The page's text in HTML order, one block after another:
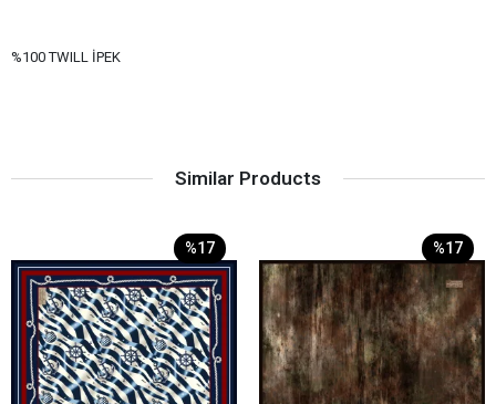
%100 TWILL İPEK
Similar Products
%17 %17